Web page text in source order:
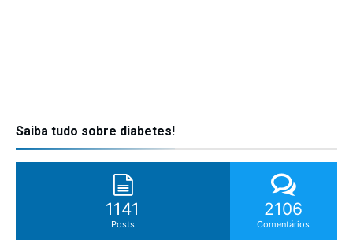
Saiba tudo sobre diabetes!
1141
Posts
2106
Comentários